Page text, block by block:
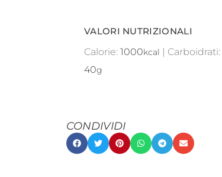
VALORI NUTRIZIONALI
Calorie: 1000kcal | Carboidrati:
40g
CONDIVIDI